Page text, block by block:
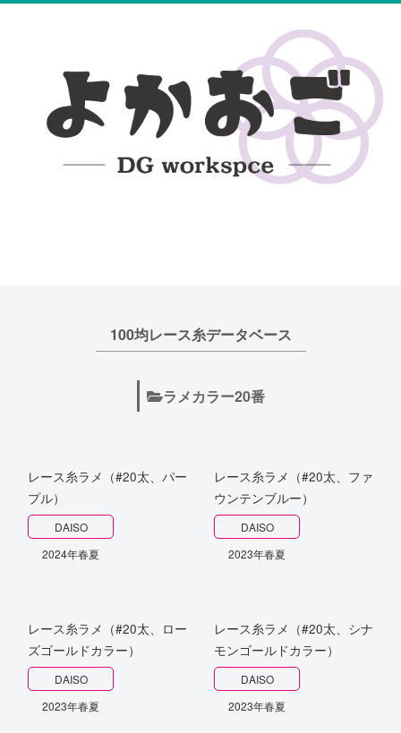
100均レース糸データベース
ラメカラー20番
レース糸ラメ（#20太、パー
プル）
DAISO
2024年春夏
レース糸ラメ（#20太、ファ
ウンテンブルー）
DAISO
2023年春夏
レース糸ラメ（#20太、ロー
ズゴールドカラー）
DAISO
2023年春夏
レース糸ラメ（#20太、シナ
モンゴールドカラー）
DAISO
2023年春夏